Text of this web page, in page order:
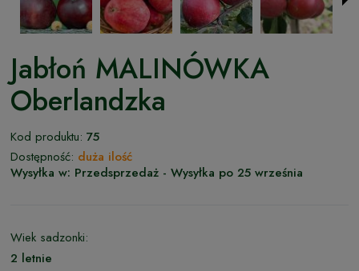
Jabłoń MALINÓWKA
Oberlandzka
Kod produktu: 75
Dostępność: duża ilość
Wysyłka w: Przedsprzedaż - Wysyłka po 25 września
Wiek sadzonki:
2 letnie